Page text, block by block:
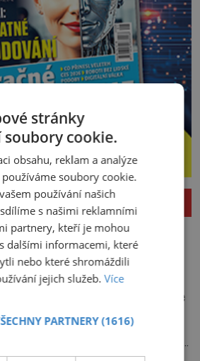
Maximiliena Robespierra: Zuřivého
nikdo nelitoval?
horké letní noci trpí Robespierre
bolestmi. Zmítá se na lůžku a
hlavou mu víří kolotoč myšlenek. Když
z pařížských jasnovidek, kterou
Vařila prvorepubliková hospodyně podle
sandtnerek?
Františka přemítá, co bude
ten má mlsný jazýček. Zalistuje proto
stránky
soubory cookie.
obsahu, reklam a analýze
soubory cookie.
používání našich
s našimi reklamními
partnery, kteří je mohou
dalšími informacemi, které
nebo které shromáždili
jejich služeb.Více
PARTNERY(1616)